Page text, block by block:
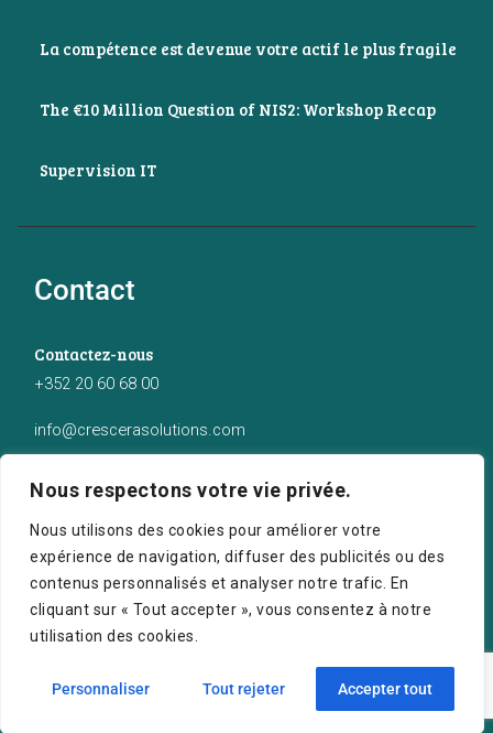
Nous respectons votre vie privée.
Nous utilisons des cookies pour améliorer votre
expérience de navigation, diffuser des publicités ou des
contenus personnalisés et analyser notre trafic. En
cliquant sur « Tout accepter », vous consentez à notre
utilisation des cookies.
Personnaliser Tout rejeter Accepter tout
La compétence est devenue votre actif le plus fragile
The €10 Million Question of NIS2: Workshop Recap
Supervision IT
Contact
Contactez-nous
+352 20 60 68 00
info@crescerasolutions.com
50 route d’Esch (2ème étage), Luxembourg
Crescera Solutions © 2026. Tous droits réservés.